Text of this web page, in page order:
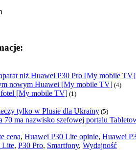
niż Huawei P30 Pro [My mobile TV]
nowym Huawei [My mobile TV] (4)
[My mobile TV] (1)
tylko w Plusie dla Ukrainy (5)
ma nazwisko szefowej portalu
cena, Huawei P30 Lite opinie, Huawei
Lite, P30 Pro, Smartfony, Wydajność